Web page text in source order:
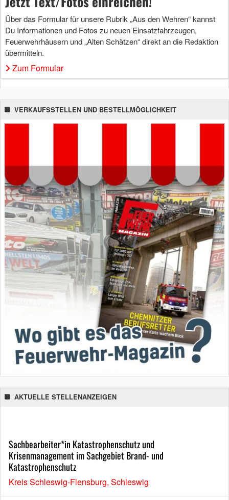
Über das Formular für unsere Rubrik „Aus den Wehren“ kannst
Du Informationen und Fotos zu neuen Einsatzfahrzeugen,
Feuerwehrhäusern und „Alten Schätzen“ direkt an die Redaktion
übermitteln.
Zum Formular
VERKAUFSSTELLEN UND BESTELLMÖGLICHKEIT
AKTUELLE STELLENANZEIGEN
Sachbearbeiter*in Katastrophenschutz und
Krisenmanagement im Sachgebiet Brand- und
Katastrophenschutz
Kreis Schleswig-Flensburg, Schleswig